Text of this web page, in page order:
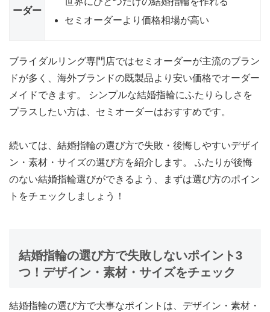
ーダー
セミオーダーより価格相場が高い
ブライダルリング専門店ではセミオーダーが主流のブラン
ドが多く、 海外ブランドの既製品より安い価格でオーダー
メイドできます。 シンプルな結婚指輪にふたりらしさを
プラスしたい方は、セミオーダーはおすすめです。
続いては、結婚指輪の選び方で失敗・後悔しやすいデザイ
ン・素材・サイズの選び方を紹介します。 ふたりが後悔
のない結婚指輪選びができるよう、まずは選び方のポイン
トをチェックしましょう！
結婚指輪の選び方で失敗しないポイント3
つ！デザイン・素材・サイズをチェック
結婚指輪の選び方で大事なポイントは、 デザイン・素材・